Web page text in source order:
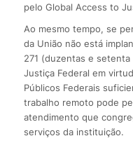
pelo Global Access to
Ao mesmo tempo, se
da União não está
271 (duzentas e
Justiça Federal em
Públicos Federais
trabalho remoto pode
atendimento que
serviços da instituição.